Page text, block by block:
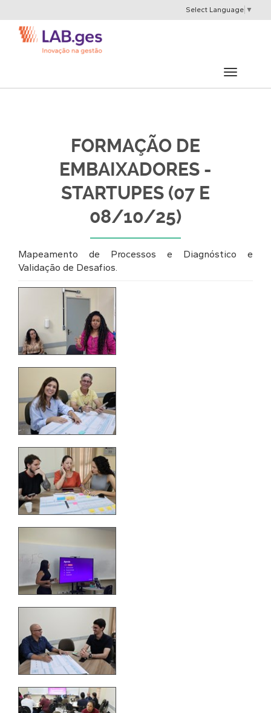
Select Language ▼
FORMAÇÃO DE
EMBAIXADORES -
STARTUPES (07 E
08/10/25)
Mapeamento de Processos e Diagnóstico e
Validação de Desafios.